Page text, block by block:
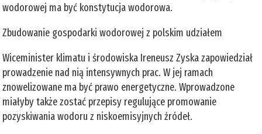
wodorowej ma być konstytucja wodorowa.
Zbudowanie gospodarki wodorowej z polskim udziałem
Wiceminister klimatu i środowiska Ireneusz Zyska zapowiedział
prowadzenie nad nią intensywnych prac. W jej ramach
znowelizowane ma być prawo energetyczne. Wprowadzone
miałyby także zostać przepisy regulujące promowanie
pozyskiwania wodoru z niskoemisyjnych źródeł.